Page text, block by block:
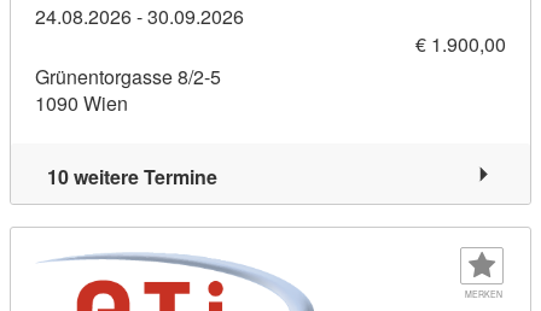
24.08.2026 - 30.09.2026
€ 1.900,00
Grünentorgasse 8/2-5
1090 Wien
10 weitere Termine
MERKEN